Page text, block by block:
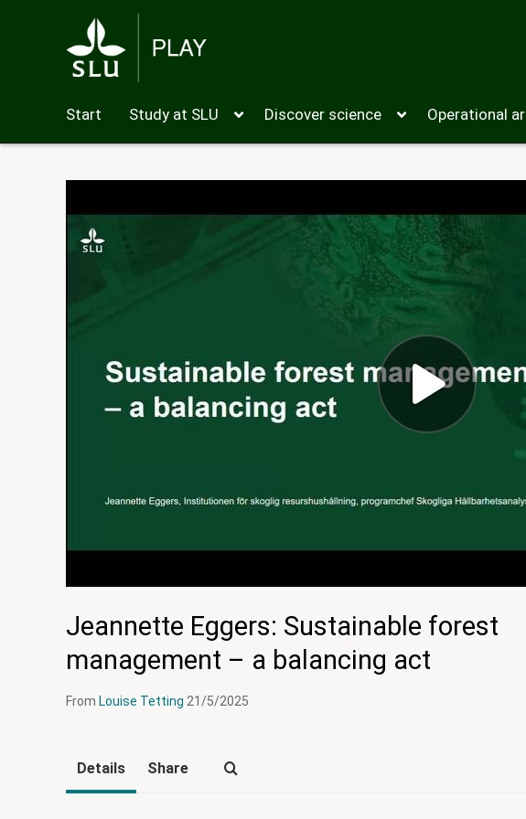
Start Study at SLU Discover science Operational
Jeannette Eggers: Sustainable forest
management – a balancing act
From Louise Tetting 21/5/2025
Details Share